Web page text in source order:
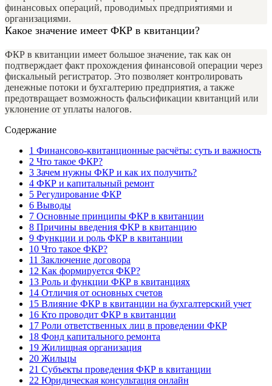
финансовых операций, проводимых предприятиями и
организациями.
Какое значение имеет ФКР в квитанции?
ФКР в квитанции имеет большое значение, так как он
подтверждает факт прохождения финансовой операции через
фискальный регистратор. Это позволяет контролировать
денежные потоки и бухгалтерию предприятия, а также
предотвращает возможность фальсификации квитанций или
уклонение от уплаты налогов.
Содержание
1 Финансово-квитанционные расчёты: суть и важность
2 Что такое ФКР?
3 Зачем нужны ФКР и как их получить?
4 ФКР и капитальный ремонт
5 Регулирование ФКР
6 Выводы
7 Основные принципы ФКР в квитанции
8 Причины введения ФКР в квитанцию
9 Функции и роль ФКР в квитанции
10 Что такое ФКР?
11 Заключение договора
12 Как формируется ФКР?
13 Роль и функции ФКР в квитанциях
14 Отличия от основных счетов
15 Влияние ФКР в квитанции на бухгалтерский учет
16 Кто проводит ФКР в квитанции
17 Роли ответственных лиц в проведении ФКР
18 Фонд капитального ремонта
19 Жилищная организация
20 Жильцы
21 Субъекты проведения ФКР в квитанции
22 Юридическая консультация онлайн